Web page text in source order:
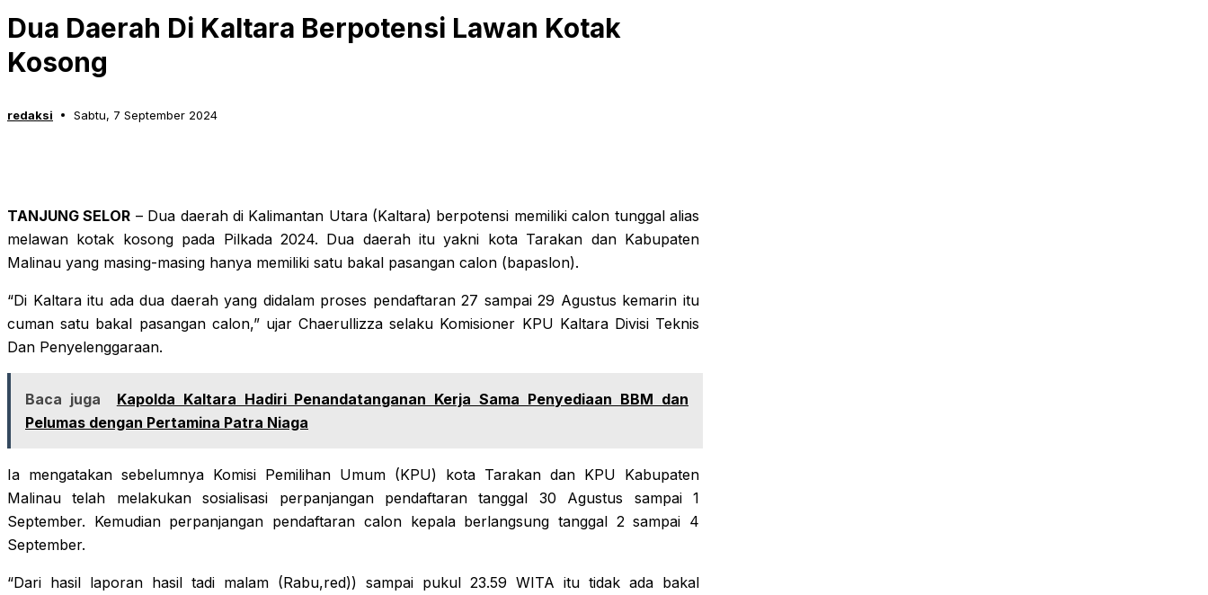
Dua Daerah Di Kaltara Berpotensi Lawan Kotak
Kosong
redaksi Sabtu, 7 September 2024
TANJUNG SELOR – Dua daerah di Kalimantan Utara (Kaltara) berpotensi memiliki calon tunggal alias
melawan kotak kosong pada Pilkada 2024. Dua daerah itu yakni kota Tarakan dan Kabupaten
Malinau yang masing-masing hanya memiliki satu bakal pasangan calon (bapaslon).
“Di Kaltara itu ada dua daerah yang didalam proses pendaftaran 27 sampai 29 Agustus kemarin itu
cuman satu bakal pasangan calon,” ujar Chaerullizza selaku Komisioner KPU Kaltara Divisi Teknis
Dan Penyelenggaraan.
Baca juga
Kapolda Kaltara Hadiri Penandatanganan Kerja Sama Penyediaan BBM dan
Pelumas dengan Pertamina Patra Niaga
Ia mengatakan sebelumnya Komisi Pemilihan Umum (KPU) kota Tarakan dan KPU Kabupaten
Malinau telah melakukan sosialisasi perpanjangan pendaftaran tanggal 30 Agustus sampai 1
September. Kemudian perpanjangan pendaftaran calon kepala berlangsung tanggal 2 sampai 4
September.
“Dari hasil laporan hasil tadi malam (Rabu,red)) sampai pukul 23.59 WITA itu tidak ada bakal